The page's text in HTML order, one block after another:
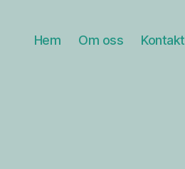
Hem Om oss Kontakt